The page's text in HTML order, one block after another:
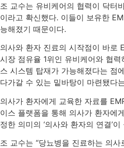
조 교수는 유비케어의 협력이 닥터
이라고 확신했다. 이들이 보유한
능해졌기 때문이다.
의사와 환자 진료의 시작점이 바로
시장 점유율 1위인 유비케어와 협
스 시스템 탑재가 가능해졌다는 점
다가갈 수 있는 밑바탕이 마련됐다
의사가 환자에게 교육한 자료를
이스 플랫폼을 통해 의사가 환자에
정한 의미의 ‘의사와 환자의 연결’
조 교수는 “당뇨병을 진료하는 의